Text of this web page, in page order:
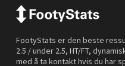
FootyStats er den beste
2.5 / under 2.5, HT/FT,
med å ta kontakt hvis du har